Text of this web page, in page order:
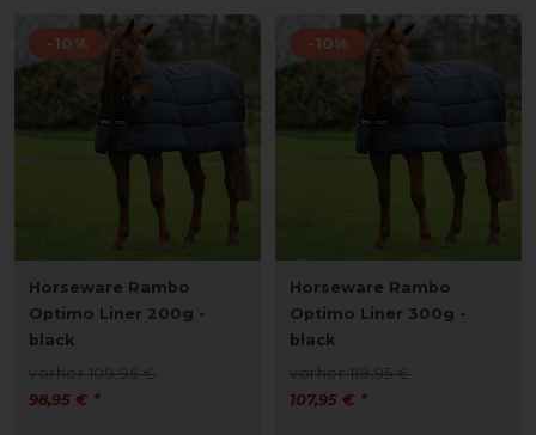
-10%
Horseware Rambo
Optimo Liner 200g -
black
vorher 109,95 €
98,95 € *
-10%
Horseware Rambo
Optimo Liner 300g -
black
vorher 119,95 €
107,95 € *